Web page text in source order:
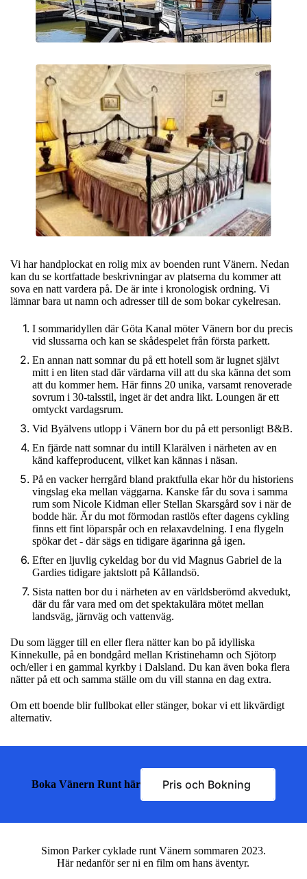
Vi har handplockat en rolig mix av boenden runt Vänern. Nedan
kan du se kortfattade beskrivningar av platserna du kommer att
sova en natt vardera på. De är inte i kronologisk ordning. Vi
lämnar bara ut namn och adresser till de som bokar cykelresan.
I sommaridyllen där Göta Kanal möter Vänern bor du precis
vid slussarna och kan se skådespelet från första parkett.
En annan natt somnar du på ett hotell som är lugnet självt
mitt i en liten stad där värdarna vill att du ska känna det som
att du kommer hem. Här finns 20 unika, varsamt renoverade
sovrum i 30-talsstil, inget är det andra likt. Loungen är ett
omtyckt vardagsrum.
Vid Byälvens utlopp i Vänern bor du på ett personligt B&B.
En fjärde natt somnar du intill Klarälven i närheten av en
känd kaffeproducent, vilket kan kännas i näsan.
På en vacker herrgård bland praktfulla ekar hör du historiens
vingslag eka mellan väggarna. Kanske får du sova i samma
rum som Nicole Kidman eller Stellan Skarsgård sov i när de
bodde här. Är du mot förmodan rastlös efter dagens cykling
finns ett fint löparspår och en relaxavdelning. I ena flygeln
spökar det - där sägs en tidigare ägarinna gå igen.
Efter en ljuvlig cykeldag bor du vid Magnus Gabriel de la
Gardies tidigare jaktslott på Kållandsö.
Sista natten bor du i närheten av en världsberömd akvedukt,
där du får vara med om det spektakulära mötet mellan
landsväg, järnväg och vattenväg.
Du som lägger till en eller flera nätter kan bo på idylliska
Kinnekulle, på en bondgård mellan Kristinehamn och Sjötorp
och/eller i en gammal kyrkby i Dalsland. Du kan även boka flera
nätter på ett och samma ställe om du vill stanna en dag extra.
Om ett boende blir fullbokat eller stänger, bokar vi ett likvärdigt
alternativ.
Boka Vänern Runt här Pris och Bokning
Simon Parker cyklade runt Vänern sommaren 2023.
Här nedanför ser ni en film om hans äventyr.